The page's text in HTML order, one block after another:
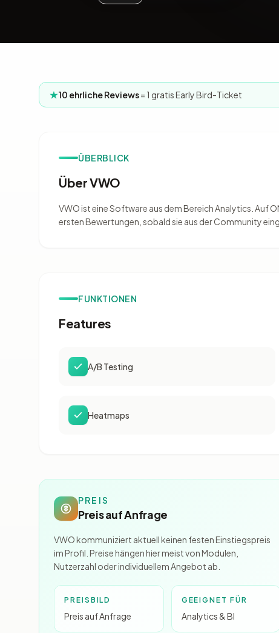
10 ehrliche Reviews= 1 gratis Early Bird-Ticket
ÜBERBLICK
Über VWO
VWO ist eine Software aus dem Bereich Analytics. Auf
ersten Bewertungen, sobald sie aus der Community
FUNKTIONEN
Features
A/B Testing
Heatmaps
PREIS
Preis auf Anfrage
VWO kommuniziert aktuell keinen festen Einstiegspreis
im Profil. Preise hängen hier meist von Modulen,
Nutzerzahl oder individuellem Angebot ab.
PREISBILD
Preis auf Anfrage
GEEIGNET FÜR
Analytics & BI